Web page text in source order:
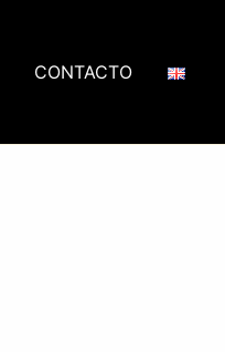
CONTACTO